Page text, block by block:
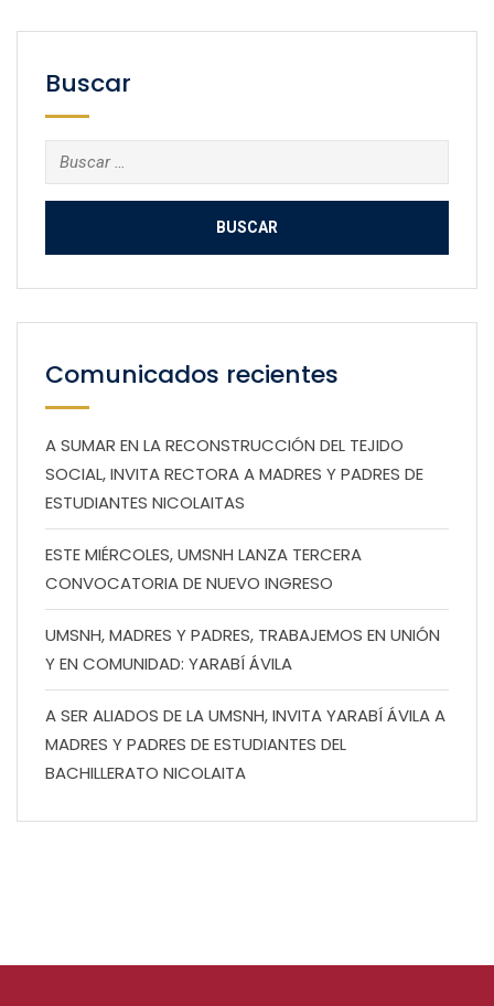
Buscar
Buscar:
Comunicados recientes
A SUMAR EN LA RECONSTRUCCIÓN DEL TEJIDO
SOCIAL, INVITA RECTORA A MADRES Y PADRES DE
ESTUDIANTES NICOLAITAS
ESTE MIÉRCOLES, UMSNH LANZA TERCERA
CONVOCATORIA DE NUEVO INGRESO
UMSNH, MADRES Y PADRES, TRABAJEMOS EN UNIÓN
Y EN COMUNIDAD: YARABÍ ÁVILA
A SER ALIADOS DE LA UMSNH, INVITA YARABÍ ÁVILA A
MADRES Y PADRES DE ESTUDIANTES DEL
BACHILLERATO NICOLAITA